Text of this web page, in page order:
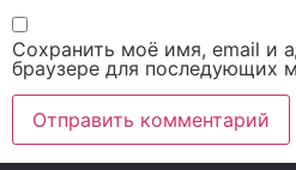
Сохранить моё имя, email и
браузере для последующих